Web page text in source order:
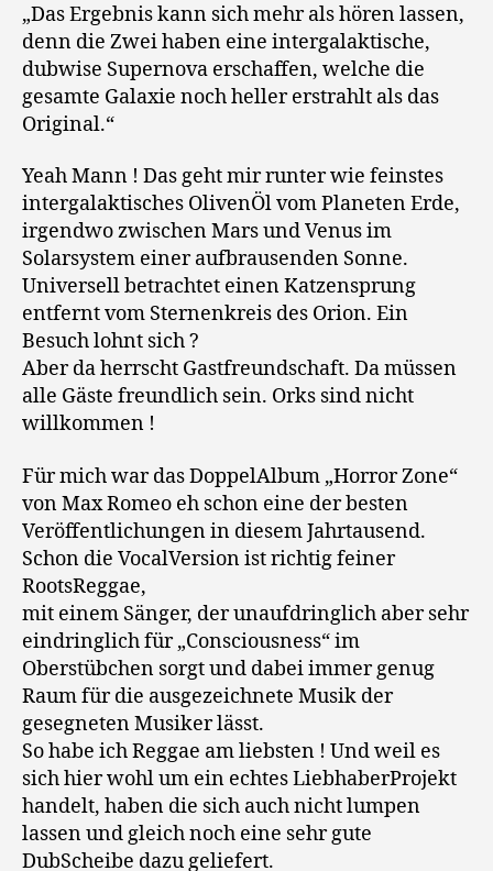
„Das Ergebnis kann sich mehr als hören lassen,
denn die Zwei haben eine intergalaktische,
dubwise Supernova erschaffen, welche die
gesamte Galaxie noch heller erstrahlt als das
Original.“
Yeah Mann ! Das geht mir runter wie feinstes
intergalaktisches OlivenÖl vom Planeten Erde,
irgendwo zwischen Mars und Venus im
Solarsystem einer aufbrausenden Sonne.
Universell betrachtet einen Katzensprung
entfernt vom Sternenkreis des Orion. Ein
Besuch lohnt sich ?
Aber da herrscht Gastfreundschaft. Da müssen
alle Gäste freundlich sein. Orks sind nicht
willkommen !
Für mich war das DoppelAlbum „Horror Zone“
von Max Romeo eh schon eine der besten
Veröffentlichungen in diesem Jahrtausend.
Schon die VocalVersion ist richtig feiner
RootsReggae,
mit einem Sänger, der unaufdringlich aber sehr
eindringlich für „Consciousness“ im
Oberstübchen sorgt und dabei immer genug
Raum für die ausgezeichnete Musik der
gesegneten Musiker lässt.
So habe ich Reggae am liebsten ! Und weil es
sich hier wohl um ein echtes LiebhaberProjekt
handelt, haben die sich auch nicht lumpen
lassen und gleich noch eine sehr gute
DubScheibe dazu geliefert.